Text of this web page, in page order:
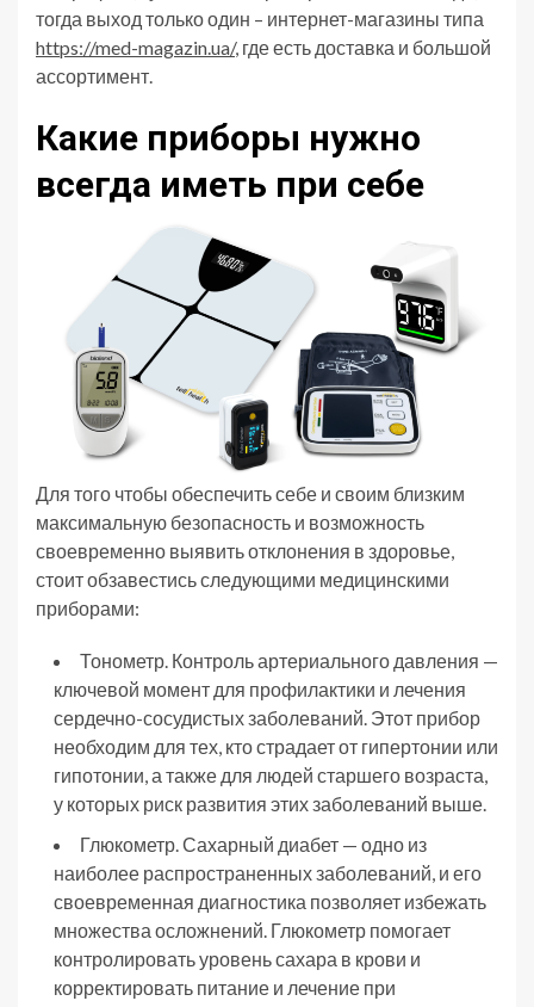
тогда выход только один – интернет-магазины типа
https://med-magazin.ua/, где есть доставка и большой
ассортимент.
Какие приборы нужно
всегда иметь при себе
Для того чтобы обеспечить себе и своим близким
максимальную безопасность и возможность
своевременно выявить отклонения в здоровье,
стоит обзавестись следующими медицинскими
приборами:
Тонометр. Контроль артериального давления —
ключевой момент для профилактики и лечения
сердечно-сосудистых заболеваний. Этот прибор
необходим для тех, кто страдает от гипертонии или
гипотонии, а также для людей старшего возраста,
у которых риск развития этих заболеваний выше.
Глюкометр. Сахарный диабет — одно из
наиболее распространенных заболеваний, и его
своевременная диагностика позволяет избежать
множества осложнений. Глюкометр помогает
контролировать уровень сахара в крови и
корректировать питание и лечение при